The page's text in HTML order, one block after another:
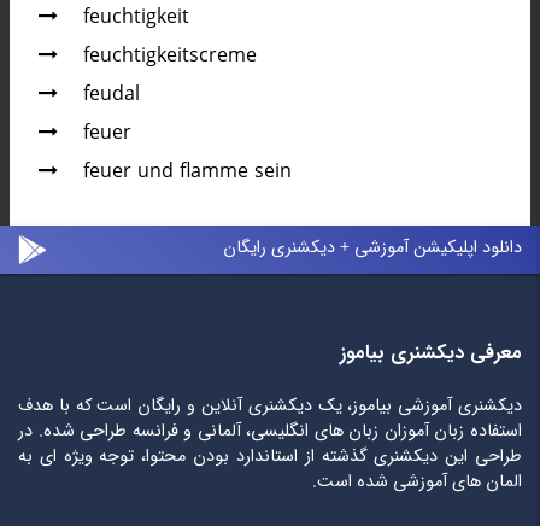
feuchtigkeit
feuchtigkeitscreme
feudal
feuer
feuer und flamme sein
دانلود اپلیکیشن آموزشی + دیکشنری رایگان
معرفی دیکشنری بیاموز
دیکشنری آموزشی بیاموز، یک دیکشنری آنلاین و رایگان است که با هدف
استفاده زبان آموزان زبان های انگلیسی، آلمانی و فرانسه طراحی شده. در
طراحی این دیکشنری گذشته از استاندارد بودن محتوا، توجه ویژه ای به
المان های آموزشی شده است.